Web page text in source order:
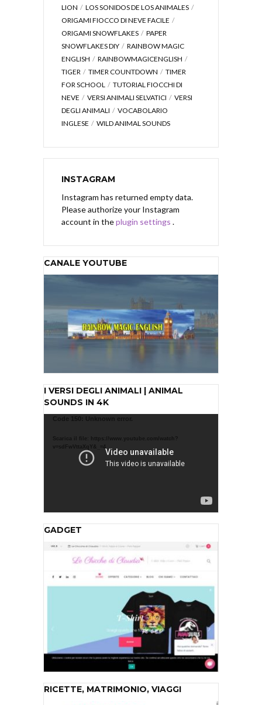
LION
LOS SONIDOS DE LOS ANIMALES
ORIGAMI FIOCCO DI NEVE FACILE
ORIGAMI SNOWFLAKES
PAPER
SNOWFLAKES DIY
RAINBOW MAGIC
ENGLISH
RAINBOWMAGICENGLISH
TIGER
TIMER COUNTDOWN
TIMER
FOR SCHOOL
TUTORIAL FIOCCHI DI
NEVE
VERSI ANIMALI SELVATICI
VERSI
DEGLI ANIMALI
VOCABOLARIO
INGLESE
WILD ANIMAL SOUNDS
INSTAGRAM
Instagram has returned empty data.
Please authorize your Instagram
account in theplugin settings .
CANALE YOUTUBE
I VERSI DEGLI ANIMALI | ANIMAL
SOUNDS IN 4K
VideoCode 150: Unknown error.
Scarica il file: https://www.youtube.com/watch?
v=sdFwVttaXqY&_=4
GADGET
RICETTE, MATRIMONIO, VIAGGI